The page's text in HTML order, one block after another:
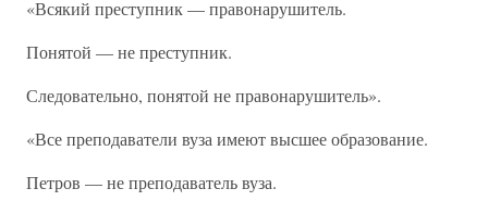
«Всякий преступник — правонарушитель.
Понятой — не преступник.
Следовательно, понятой не правонарушитель».
«Все преподаватели вуза имеют высшее образование.
Петров — не преподаватель вуза.